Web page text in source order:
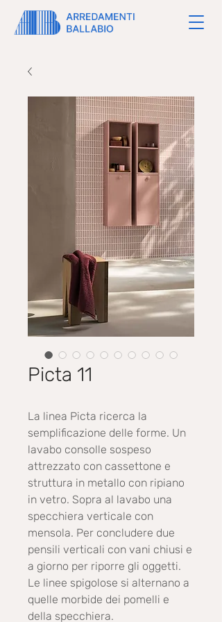
Picta 11
La linea Picta ricerca la
semplificazione delle forme. Un
lavabo consolle sospeso
attrezzato con cassettone e
struttura in metallo con ripiano
in vetro. Sopra al lavabo una
specchiera verticale con
mensola. Per concludere due
pensili verticali con vani chiusi e
a giorno per riporre gli oggetti.
Le linee spigolose si alternano a
quelle morbide dei pomelli e
della specchiera.